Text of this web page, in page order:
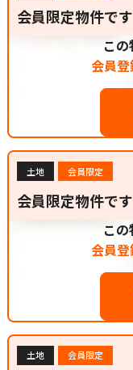
会員限定物件です
この
会員登
土地 会員限定
会員限定物件です
この
会員登
土地 会員限定